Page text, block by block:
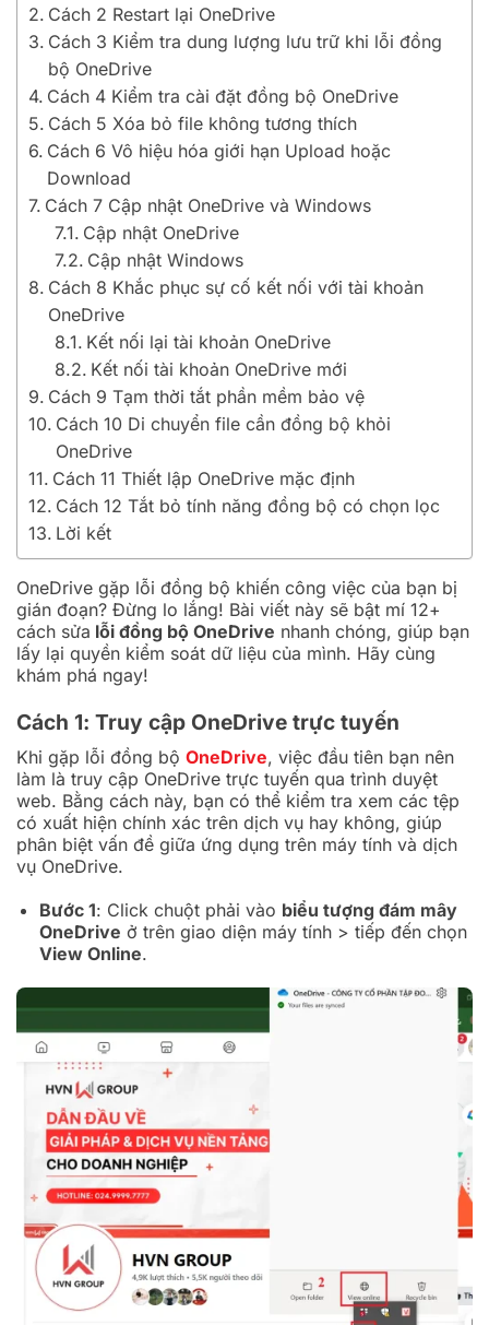
Cách 2 Restart lại OneDrive
Cách 3 Kiểm tra dung lượng lưu trữ khi lỗi đồng
bộ OneDrive
Cách 4 Kiểm tra cài đặt đồng bộ OneDrive
Cách 5 Xóa bỏ file không tương thích
Cách 6 Vô hiệu hóa giới hạn Upload hoặc
Download
Cách 7 Cập nhật OneDrive và Windows
Cập nhật OneDrive
Cập nhật Windows
Cách 8 Khắc phục sự cố kết nối với tài khoản
OneDrive
Kết nối lại tài khoản OneDrive
Kết nối tài khoản OneDrive mới
Cách 9 Tạm thời tắt phần mềm bảo vệ
Cách 10 Di chuyển file cần đồng bộ khỏi
OneDrive
Cách 11 Thiết lập OneDrive mặc định
Cách 12 Tắt bỏ tính năng đồng bộ có chọn lọc
Lời kết
OneDrive gặp lỗi đồng bộ khiến công việc của bạn bị
gián đoạn? Đừng lo lắng! Bài viết này sẽ bật mí 12+
cách sửa lỗi đồng bộ OneDrive nhanh chóng, giúp bạn
lấy lại quyền kiểm soát dữ liệu của mình. Hãy cùng
khám phá ngay!
Cách 1: Truy cập OneDrive trực tuyến
Khi gặp lỗi đồng bộ OneDrive, việc đầu tiên bạn nên
làm là truy cập OneDrive trực tuyến qua trình duyệt
web. Bằng cách này, bạn có thể kiểm tra xem các tệp
có xuất hiện chính xác trên dịch vụ hay không, giúp
phân biệt vấn đề giữa ứng dụng trên máy tính và dịch
vụ OneDrive.
Bước 1: Click chuột phải vào biểu tượng đám mây
OneDrive ở trên giao diện máy tính > tiếp đến chọn
View Online.